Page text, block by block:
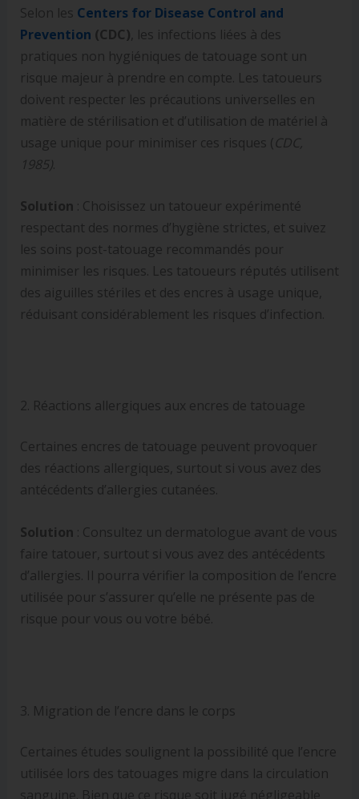
Selon les Centers for Disease Control and
Prevention (CDC) , les infections liées à des
pratiques non hygiéniques de tatouage sont un
risque majeur à prendre en compte. Les tatoueurs
doivent respecter les précautions universelles en
matière de stérilisation et d’utilisation de matériel à
usage unique pour minimiser ces risques (CDC,
1985).
Solution : Choisissez un tatoueur expérimenté
respectant des normes d’hygiène strictes, et suivez
les soins post-tatouage recommandés pour
minimiser les risques. Les tatoueurs réputés utilisent
des aiguilles stériles et des encres à usage unique,
réduisant considérablement les risques d’infection.
2. Réactions allergiques aux encres de tatouage
Certaines encres de tatouage peuvent provoquer
des réactions allergiques, surtout si vous avez des
antécédents d’allergies cutanées.
Solution : Consultez un dermatologue avant de vous
faire tatouer, surtout si vous avez des antécédents
d’allergies. Il pourra vérifier la composition de l’encre
utilisée pour s’assurer qu’elle ne présente pas de
risque pour vous ou votre bébé.
3. Migration de l’encre dans le corps
Certaines études soulignent la possibilité que l’encre
utilisée lors des tatouages migre dans la circulation
sanguine. Bien que ce risque soit jugé négligeable